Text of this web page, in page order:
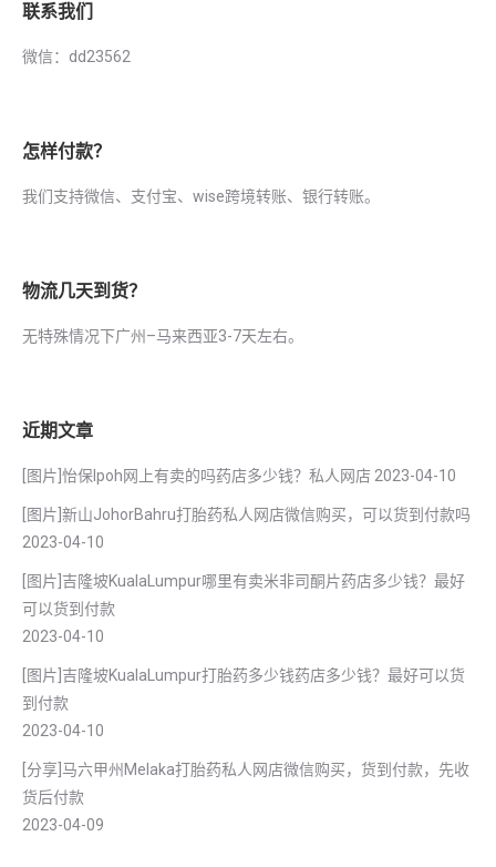
联系我们
微信：dd23562
怎样付款？
我们支持微信、支付宝、wise跨境转账、银行转账。
物流几天到货？
无特殊情况下广州–马来西亚3-7天左右。
近期文章
[图片]怡保lpoh网上有卖的吗药店多少钱？私人网店 2023-04-10
[图片]新山JohorBahru打胎药私人网店微信购买，可以货到付款吗
2023-04-10
[图片]吉隆坡KualaLumpur哪里有卖米非司酮片药店多少钱？最好
可以货到付款
2023-04-10
[图片]吉隆坡KualaLumpur打胎药多少钱药店多少钱？最好可以货
到付款
2023-04-10
[分享]马六甲州Melaka打胎药私人网店微信购买，货到付款，先收
货后付款
2023-04-09